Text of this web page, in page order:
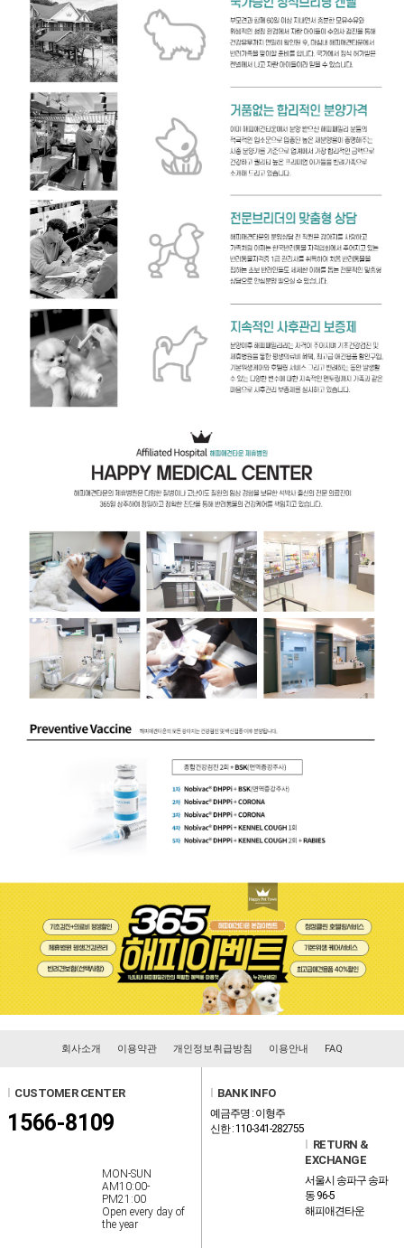
회사소개 이용약관 개인정보취급방침 이용안내 FAQ
l CUSTOMER CENTER
1566-8109
MON-SUN
AM10:00-
PM21:00
Open every day of
the year
l BANK INFO
예금주명 : 이형주
신한 : 110-341-282755
l RETURN &
EXCHANGE
서울시 송파구 송파
동 96-5
해피애견타운